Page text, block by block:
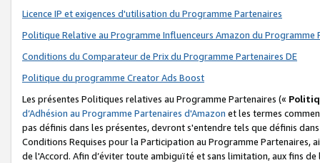
Licence IP et exigences d'utilisation du Programme Partenaires
Politique Relative au Programme Influenceurs Amazon du Programme
Conditions du Comparateur de Prix du Programme Partenaires DE
Politique du programme Creator Ads Boost
Les présentes Politiques relatives au Programme Partenaires («
d’Adhésion au Programme Partenaires d'Amazon et les termes
pas définis dans les présentes, devront s'entendre tels que définis
Conditions Requises pour la Participation au Programme Partenaires,
de l'Accord. Afin d’éviter toute ambiguïté et sans limitation, aux fins